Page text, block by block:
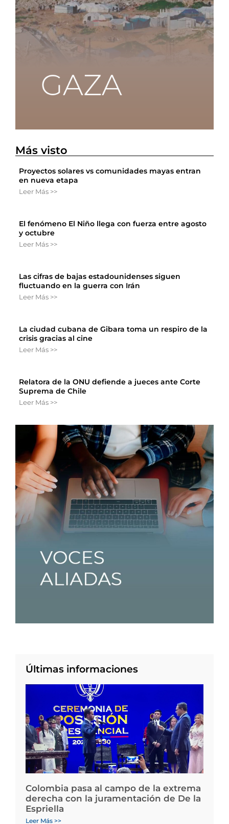
Más visto
Proyectos solares vs comunidades mayas entran
en nueva etapa
Leer Más >>
El fenómeno El Niño llega con fuerza entre agosto
y octubre
Leer Más >>
Las cifras de bajas estadounidenses siguen
fluctuando en la guerra con Irán
Leer Más >>
La ciudad cubana de Gibara toma un respiro de la
crisis gracias al cine
Leer Más >>
Relatora de la ONU defiende a jueces ante Corte
Suprema de Chile
Leer Más >>
Últimas informaciones
Colombia pasa al campo de la extrema
derecha con la juramentación de De la
Espriella
Leer Más >>